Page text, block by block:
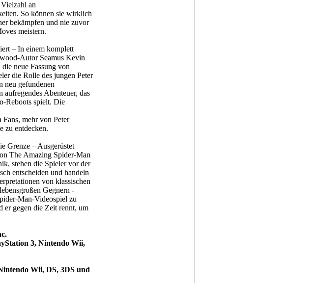
an
So können sie wirklich
bekämpfen und nie zuvor
meistern.
– In einem komplett
Autor Seamus Kevin
neue Fassung von
die Rolle des jungen Peter
neu gefundenen
Abenteuer, das
Reboots spielt. Die
Fans, mehr von Peter
zu entdecken.
Grenze – Ausgerüstet
The Amazing Spider-Man
stehen die Spieler vor der
entscheiden und handeln
von klassischen
Gegnern -
Man-Videospiel zu
er gegen die Zeit rennt, um
3, Nintendo Wii,
Wii, DS, 3DS und